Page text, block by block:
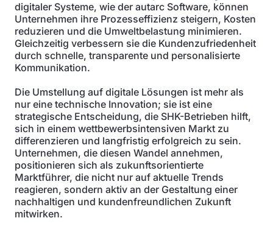
digitaler Systeme, wie der autarc Software, können
Unternehmen ihre Prozesseffizienz steigern, Kosten
reduzieren und die Umweltbelastung minimieren.
Gleichzeitig verbessern sie die Kundenzufriedenheit
durch schnelle, transparente und personalisierte
Kommunikation.
Die Umstellung auf digitale Lösungen ist mehr als
nur eine technische Innovation; sie ist eine
strategische Entscheidung, die SHK-Betrieben hilft,
sich in einem wettbewerbsintensiven Markt zu
differenzieren und langfristig erfolgreich zu sein.
Unternehmen, die diesen Wandel annehmen,
positionieren sich als zukunftsorientierte
Marktführer, die nicht nur auf aktuelle Trends
reagieren, sondern aktiv an der Gestaltung einer
nachhaltigen und kundenfreundlichen Zukunft
mitwirken.